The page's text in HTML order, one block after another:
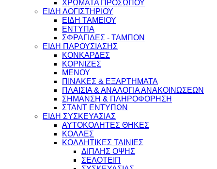
ΧΡΩΜΑΤΑ ΠΡΟΣΩΠΟΥ
ΕΙΔΗ ΛΟΓΙΣΤΗΡΙΟΥ
ΕΙΔΗ ΤΑΜΕΙΟΥ
ΕΝΤΥΠΑ
ΣΦΡΑΓΙΔΕΣ - ΤΑΜΠΟΝ
ΕΙΔΗ ΠΑΡΟΥΣΙΑΣΗΣ
ΚΟΝΚΑΡΔΕΣ
ΚΟΡΝΙΖΕΣ
ΜΕΝΟΥ
ΠΙΝΑΚΕΣ & ΕΞΑΡΤΗΜΑΤΑ
ΠΛΑΙΣΙΑ & ΑΝΑΛΟΓΙΑ ΑΝΑΚΟΙΝΩΣΕΩΝ
ΣΗΜΑΝΣΗ & ΠΛΗΡΟΦΟΡΗΣΗ
ΣΤΑΝΤ ΕΝΤΥΠΩΝ
ΕΙΔΗ ΣΥΣΚΕΥΑΣΙΑΣ
ΑΥΤΟΚΟΛΗΤΕΣ ΘΗΚΕΣ
ΚΟΛΛΕΣ
ΚΟΛΛΗΤΙΚΕΣ ΤΑΙΝΙΕΣ
ΔΙΠΛΗΣ ΟΨΗΣ
ΣΕΛΟΤΕΙΠ